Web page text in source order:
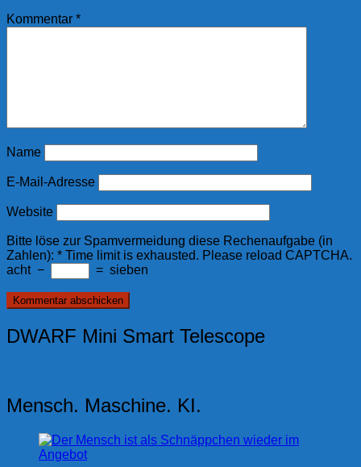
Kommentar *
Name
E-Mail-Adresse
Website
Bitte löse zur Spamvermeidung diese Rechenaufgabe (in
Zahlen): * Time limit is exhausted. Please reload CAPTCHA.
acht − = sieben
DWARF Mini Smart Telescope
Mensch. Maschine. KI.